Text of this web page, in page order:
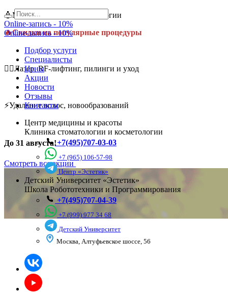
🧴Месяц красоты в косметологии
🔥Скидки на популярные процедуры
💆‍♀️Лазер, RF-лифтинг, пилинги и уход
⚡Удаление волос, новообразований
До 31 августа!
Смотреть все акции
Online-запись - 10%
Online-запись - 10%
Подбор услуги
Специалисты
Цены
Акции
Новости
Отзывы
Контакты
Центр медицины и красоты
Клиника стоматологии и косметологии
+7(495)707-03-03
+7 (965) 106-57-98
Центр «Эстетик»
Детский Университет «Эстетик»
Школа Робототехники и Программирования
+7(495)707-04-39
+7 (999) 977 34 68
Детский Университет
Москва, Алтуфьевское шоссе, 56